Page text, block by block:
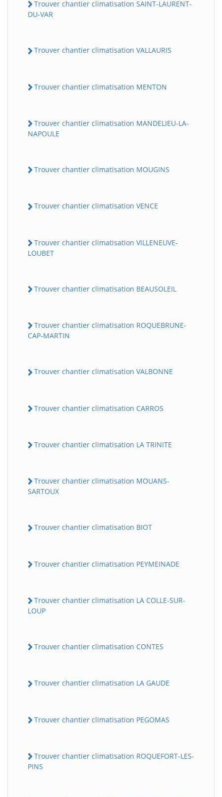
Trouver chantier climatisation SAINT-LAURENT-
DU-VAR
Trouver chantier climatisation VALLAURIS
Trouver chantier climatisation MENTON
Trouver chantier climatisation MANDELIEU-LA-
NAPOULE
Trouver chantier climatisation MOUGINS
Trouver chantier climatisation VENCE
Trouver chantier climatisation VILLENEUVE-
LOUBET
Trouver chantier climatisation BEAUSOLEIL
Trouver chantier climatisation ROQUEBRUNE-
CAP-MARTIN
Trouver chantier climatisation VALBONNE
Trouver chantier climatisation CARROS
Trouver chantier climatisation LA TRINITE
Trouver chantier climatisation MOUANS-
SARTOUX
Trouver chantier climatisation BIOT
Trouver chantier climatisation PEYMEINADE
Trouver chantier climatisation LA COLLE-SUR-
LOUP
Trouver chantier climatisation CONTES
Trouver chantier climatisation LA GAUDE
Trouver chantier climatisation PEGOMAS
Trouver chantier climatisation ROQUEFORT-LES-
PINS